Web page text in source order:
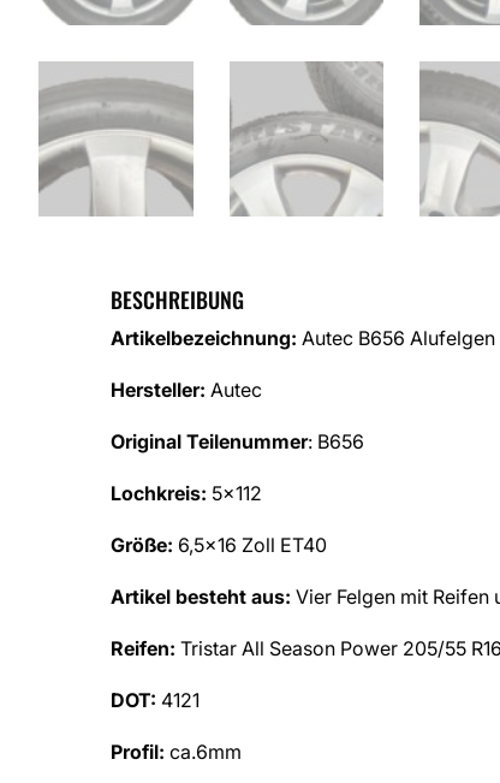
BESCHREIBUNG
Artikelbezeichnung: Autec B656 Alufelgen
Hersteller: Autec
Original Teilenummer: B656
Lochkreis: 5×112
Größe: 6,5×16 Zoll ET40
Artikel besteht aus: Vier Felgen mit Reifen
Reifen: Tristar All Season Power 205/55
DOT: 4121
Profil: ca.6mm